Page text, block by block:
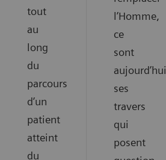
tout
au
long
du
parcours
d’un
patient
atteint
du
l’Homme,
ce
sont
aujourd’hui
ses
travers
qui
posent